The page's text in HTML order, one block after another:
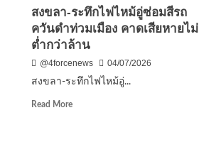
จังหวัด
ชุมพร
ศิษยานุศิษย์
แห่
สงขลา-ระทึกไฟไหม้อู่ซ่อมสีรถ
ควันดำท่วมเมือง คาดเสียหายไม่
ต่ำกว่าล้าน
@4forcenews
04/07/2026
สงขลา-ระทึกไฟไหม้อู่...
Read MoreRead